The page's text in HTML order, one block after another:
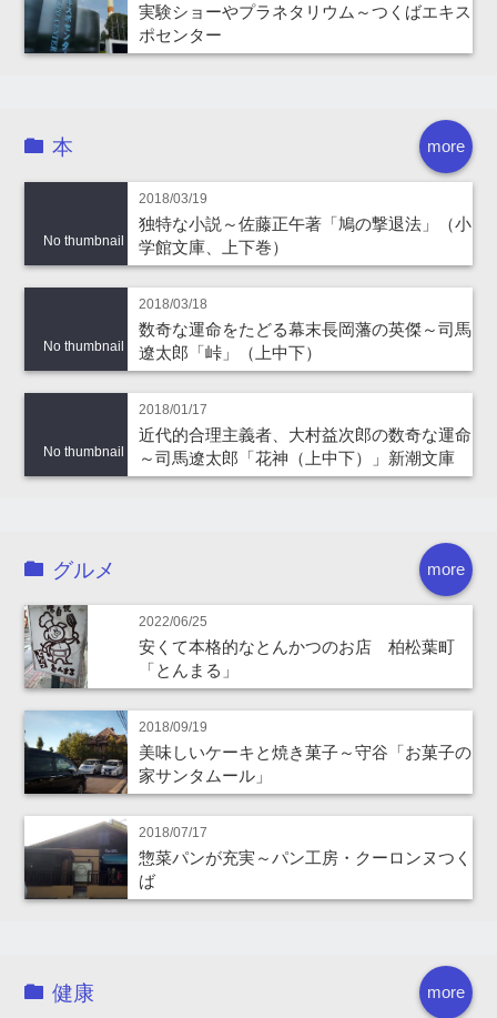
実験ショーやプラネタリウム～つくばエキス
ポセンター
more
本
No thumbnail
2018/03/19
独特な小説～佐藤正午著「鳩の撃退法」（小
学館文庫、上下巻）
No thumbnail
2018/03/18
数奇な運命をたどる幕末長岡藩の英傑～司馬
遼太郎「峠」（上中下）
No thumbnail
2018/01/17
近代的合理主義者、大村益次郎の数奇な運命
～司馬遼太郎「花神（上中下）」新潮文庫
more
グルメ
2022/06/25
安くて本格的なとんかつのお店 柏松葉町
「とんまる」
2018/09/19
美味しいケーキと焼き菓子～守谷「お菓子の
家サンタムール」
2018/07/17
惣菜パンが充実～パン工房・クーロンヌつく
ば
more
健康